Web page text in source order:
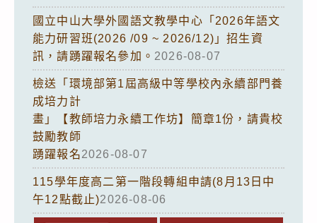
國立中山大學外國語文教學中心「2026年語文
能力研習班(2026 /09 ~ 2026/12)」招生資
訊，請踴躍報名參加。 2026-08-07
檢送「環境部第1屆高級中等學校內永續部門養
成培力計
畫」【教師培力永續工作坊】簡章1份，請貴校
鼓勵教師
踴躍報名2026-08-07
115學年度高二第一階段轉組申請(8月13日中
午12點截止)2026-08-06